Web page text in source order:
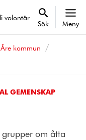
volontär
Sök Meny
Åre kommun
GEMENSKAP
grupper om åtta